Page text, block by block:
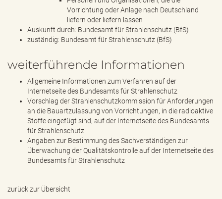
Vorrichtung oder Anlage nach Deutschland
liefern oder liefern lassen
Auskunft durch: Bundesamt für Strahlenschutz (BfS)
zuständig: Bundesamt für Strahlenschutz (BfS)
weiterführende Informationen
Allgemeine Informationen zum Verfahren auf der
Internetseite des Bundesamts für Strahlenschutz
Vorschlag der Strahlenschutzkommission für Anforderungen
an die Bauartzulassung von Vorrichtungen, in die radioaktive
Stoffe eingefügt sind, auf der Internetseite des Bundesamts
für Strahlenschutz
Angaben zur Bestimmung des Sachverständigen zur
Überwachung der Qualitätskontrolle auf der Internetseite des
Bundesamts für Strahlenschutz
zurück zur Übersicht